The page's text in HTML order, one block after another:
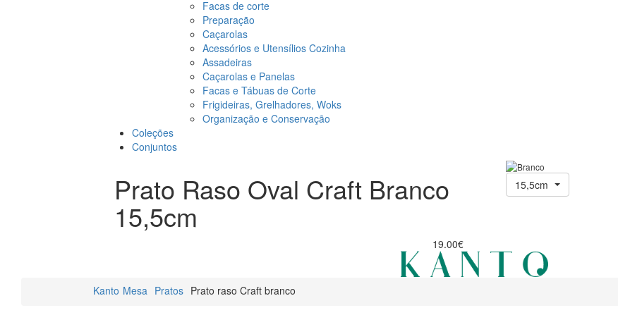
Facas de corte
Preparação
Caçarolas
Acessórios e Utensílios Cozinha
Assadeiras
Caçarolas e Panelas
Facas e Tábuas de Corte
Frigideiras, Grelhadores, Woks
Organização e Conservação
Coleções
Conjuntos
Prato Raso Oval Craft Branco
15,5cm
19.00€
15,5cm
Kanto Mesa Pratos Prato raso Craft branco